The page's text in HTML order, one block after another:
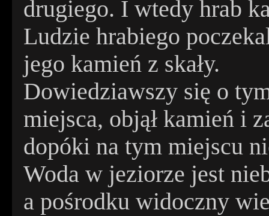
drugiego. I wtedy hrab
Ludzie hrabiego
jego kamień z skały.
Dowiedziawszy się o
miejsca, objął kamień i
dopóki na tym miejscu
Woda w jeziorze jest
a pośrodku widoczny